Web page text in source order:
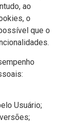
ao
o
que o
Usuário;